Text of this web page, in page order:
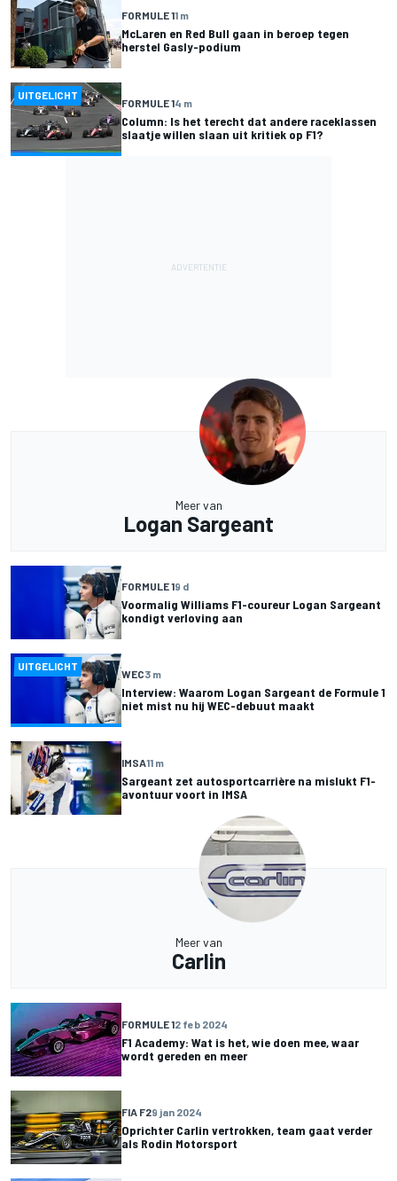
FORMULE 11 m
McLaren en Red Bull gaan in beroep tegen
herstel Gasly-podium
UITGELICHT
FORMULE 14 m
Column: Is het terecht dat andere raceklassen
slaatje willen slaan uit kritiek op F1?
Meer van
Logan Sargeant
FORMULE 19 d
Voormalig Williams F1-coureur Logan Sargeant
kondigt verloving aan
UITGELICHT
WEC3 m
Interview: Waarom Logan Sargeant de Formule 1
niet mist nu hij WEC-debuut maakt
IMSA11 m
Sargeant zet autosportcarrière na mislukt F1-
avontuur voort in IMSA
Meer van
Carlin
FORMULE 12 feb 2024
F1 Academy: Wat is het, wie doen mee, waar
wordt gereden en meer
FIA F29 jan 2024
Oprichter Carlin vertrokken, team gaat verder
als Rodin Motorsport